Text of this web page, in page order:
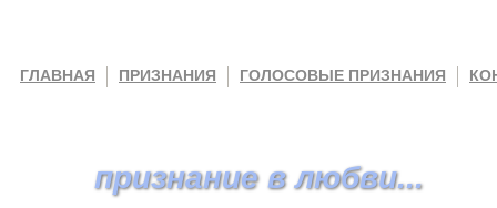
признание в любви...
ГЛАВНАЯ ПРИЗНАНИЯ ГОЛОСОВЫЕ ПРИЗНАНИЯ